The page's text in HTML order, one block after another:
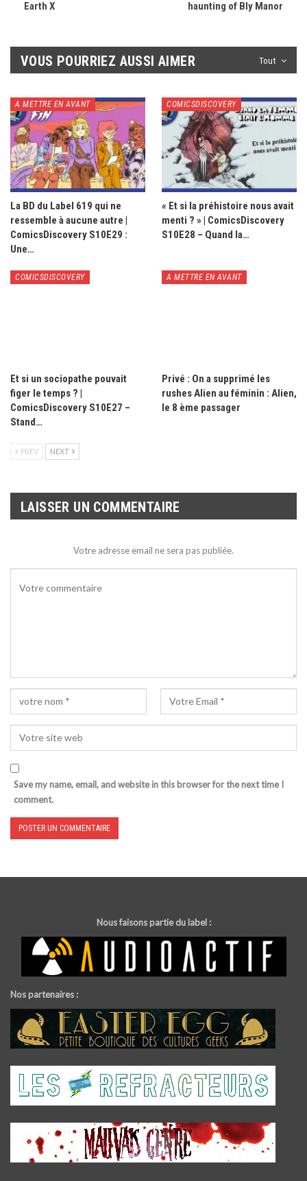
Earth X haunting of Bly Manor
Tout
VOUS POURRIEZ AUSSI AIMER
A METTRE EN AVANT
La BD du Label 619 qui ne
ressemble à aucune autre |
ComicsDiscovery S10E29 :
Une…
COMICSDISCOVERY
« Et si la préhistoire nous avait
menti ? » | ComicsDiscovery
S10E28 – Quand la…
COMICSDISCOVERY
Et si un sociopathe pouvait
figer le temps ? |
ComicsDiscovery S10E27 –
Stand…
A METTRE EN AVANT
Privé : On a supprimé les
rushes Alien au féminin : Alien,
le 8 ème passager
PREV NEXT
LAISSER UN COMMENTAIRE
Votre adresse email ne sera pas publiée.
Save my name, email, and website in this browser for the next time I
comment.
Nous faisons partie du label :
Nos partenaires :